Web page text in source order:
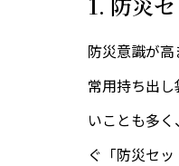
防災意識が
常用持ち出
いことも多く、
ぐ「防災セ